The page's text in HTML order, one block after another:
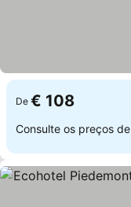
De € 108
Consulte os preços de